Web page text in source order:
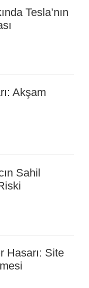
Tesla’nın
Akşam
Sahil
Hasarı: Site